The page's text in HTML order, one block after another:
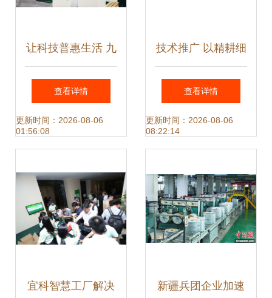
让科技普惠生活 九
号公司亮相CES
2024，全矩阵产品
查看详情
更新时间：2026-08-06
01:56:08
技术推广 以精耕细
作驱动关键词价值
增长
查看详情
更新时间：2026-08-06
08:22:14
宜科智慧工厂解决 新疆兵团企业加速